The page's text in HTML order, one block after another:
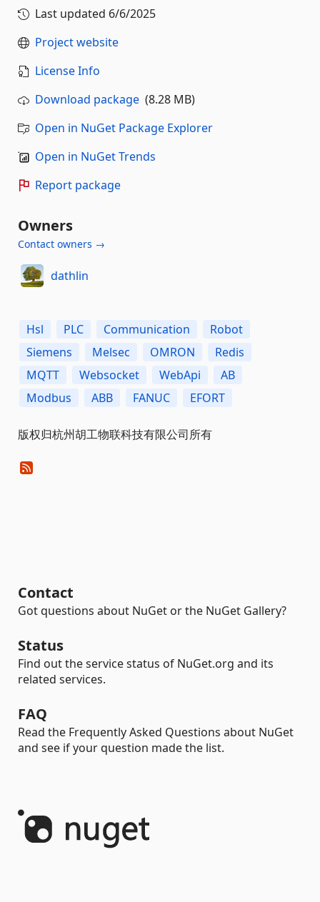
Last updated 6/6/2025
Project website
License Info
Download package (8.28 MB)
Open in NuGet Package Explorer
Open in NuGet Trends
Report package
Owners
Contact owners →
dathlin
Hsl PLC Communication
Robot
Siemens
Melsec OMRON
Redis
MQTT
Websocket WebApi
AB
Modbus
ABB FANUC EFORT
版权归杭州胡工物联科技有限公司所有
Contact
Got questions about NuGet or the NuGet Gallery?
Status
Find out the service status of NuGet.org and its
related services.
FAQ
Read the Frequently Asked Questions about NuGet
and see if your question made the list.